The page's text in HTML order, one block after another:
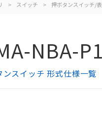
> スイッチ > 押ボタンスイッチ/
NBA-
スイッチ 形式仕様一覧